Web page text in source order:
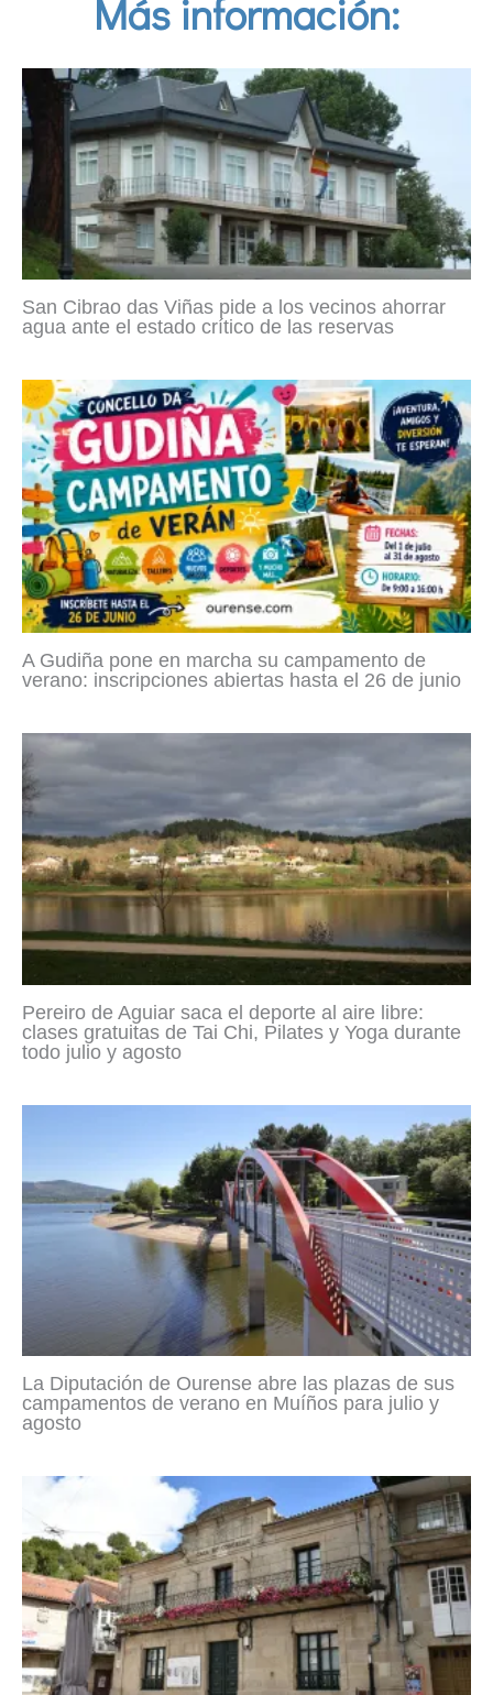
Más información:
San Cibrao das Viñas pide a los vecinos ahorrar
agua ante el estado crítico de las reservas
A Gudiña pone en marcha su campamento de
verano: inscripciones abiertas hasta el 26 de junio
Pereiro de Aguiar saca el deporte al aire libre:
clases gratuitas de Tai Chi, Pilates y Yoga durante
todo julio y agosto
La Diputación de Ourense abre las plazas de sus
campamentos de verano en Muíños para julio y
agosto